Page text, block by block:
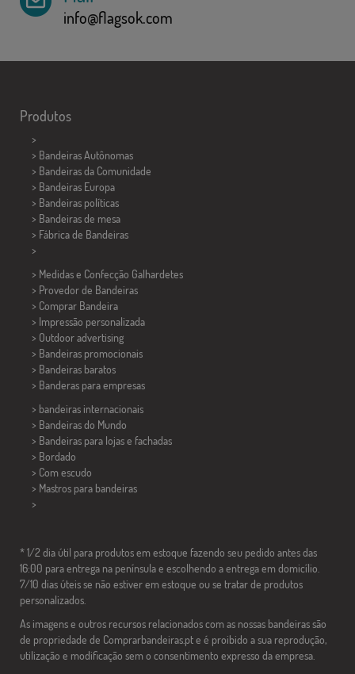
info@flagsok.com
Produtos
>
> Bandeiras Autônomas
> Bandeiras da Comunidade
> Bandeiras Europa
> Bandeiras políticas
> Bandeiras de mesa
> Fábrica de Bandeiras
>
> Medidas e Confecção Galhardetes
> Provedor de Bandeiras
> Comprar Bandeira
> Impressão personalizada
> Outdoor advertising
> Bandeiras promocionais
> Bandeiras baratos
> Banderas para empresas
> bandeiras internacionais
> Bandeiras do Mundo
> Bandeiras para lojas e fachadas
> Bordado
> Com escudo
> Mastros para bandeiras
>
* 1/2 dia útil para produtos em estoque fazendo seu pedido antes das
16:00 para entrega na península e escolhendo a entrega em domicílio.
7/10 dias úteis se não estiver em estoque ou se tratar de produtos
personalizados.
As imagens e outros recursos relacionados com as nossas bandeiras são
de propriedade de Comprarbandeiras.pt e é proibido a sua reprodução,
utilização e modificação sem o consentimento expresso da empresa.